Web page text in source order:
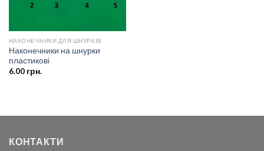
НАКОНЕЧНИКИ ДЛЯ ШНУРКІВ
Наконечники на шнурки
пластикові
6.00грн.
КОНТАКТИ